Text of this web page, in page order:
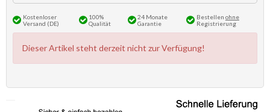
Kostenloser
Versand (DE)
100%
Qualität
24 Monate
Garantie
Bestellen ohne
Registrierung
Dieser Artikel steht derzeit nicht zur Verfügung!